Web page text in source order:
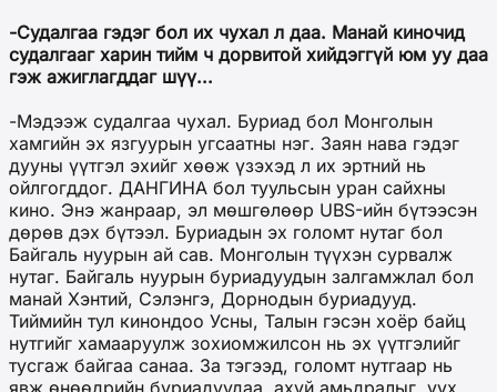
-Судалгаа гэдэг бол их чухал л даа. Манай киночид
судалгааг харин тийм ч дорвитой хийдэггүй юм уу даа
гэж ажиглагддаг шүү...
-Мэдээж судалгаа чухал. Буриад бол Монголын
хамгийн эх язгуурын угсаатны нэг. Заян нава гэдэг
дууны үүтгэл эхийг хөөж үзэхэд л их эртний нь
ойлгогддог. ДАНГИНА бол туульсын уран сайхны
кино. Энэ жанраар, эл мөшгөлөөр UBS-ийн бүтээсэн
дөрөв дэх бүтээл. Буриадын эх голомт нутаг бол
Байгаль нуурын ай сав. Монголын түүхэн сурвалж
нутаг. Байгаль нуурын буриадуудын залгамжлал бол
манай Хэнтий, Сэлэнгэ, Дорнодын буриадууд.
Тиймийн тул кинондоо Усны, Талын гэсэн хоёр байц
нутгийг хамааруулж зохиомжилсон нь эх үүтгэлийг
тусгаж байгаа санаа. За тэгээд, голомт нутгаар нь
явж өнөөдрийн буриадуудаа, ахуй амьдралыг, үүх